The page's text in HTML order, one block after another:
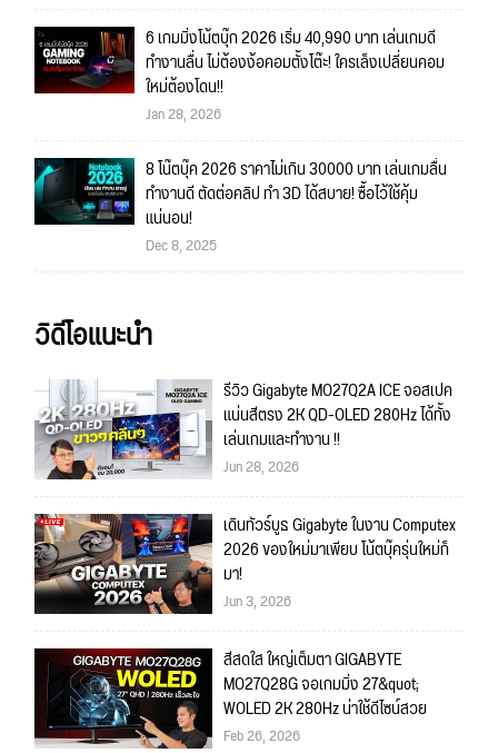
6 เกมมิ่งโน้ตบุ๊ก 2026 เริ่ม 40,990 บาท เล่นเกมดี
ทำงานลื่น ไม่ต้องง้อคอมตั้งโต๊ะ! ใครเล็งเปลี่ยนคอม
ใหม่ต้องโดน!!
Jan 28, 2026
8 โน๊ตบุ๊ค 2026 ราคาไม่เกิน 30000 บาท เล่นเกมลื่น
ทำงานดี ตัดต่อคลิป ทำ 3D ได้สบาย! ซื้อไว้ใช้คุ้ม
แน่นอน!
Dec 8, 2025
วิดีโอแนะนำ
รีวิว Gigabyte MO27Q2A ICE จอสเปค
แน่นสีตรง 2K QD-OLED 280Hz ได้ทั้ง
เล่นเกมและทำงาน !!
Jun 28, 2026
เดินทัวร์บูธ Gigabyte ในงาน Computex
2026 ของใหม่มาเพียบ โน้ตบุ๊ครุ่นใหม่ก็
มา!
Jun 3, 2026
สีสดใส ใหญ่เต็มตา GIGABYTE
MO27Q28G จอเกมมิ่ง 27&quot;
WOLED 2K 280Hz น่าใช้ดีไซน์สวย
Feb 26, 2026